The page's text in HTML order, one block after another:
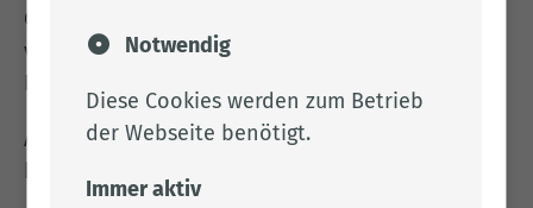
Genehmigung für die Errichtung und den Betrieb
von zwölf Windenergieanlagen nach dem
Bundes-Immissionsschutzgesetz (BImSchG)
Alles weitere entnehmen Sie bitte dem
Notwendig
Diese Cookies werden zum Betrieb
der Webseite benötigt.
Immer aktiv